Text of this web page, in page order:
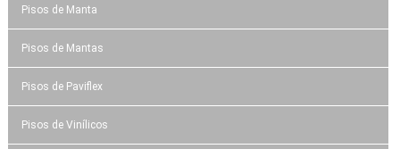
Pisos de Manta
Pisos de Mantas
Pisos de Paviflex
Pisos de Vinílicos